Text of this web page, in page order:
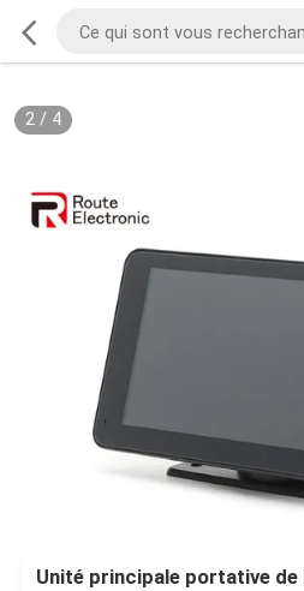
2/ 4
Unité principale portative de